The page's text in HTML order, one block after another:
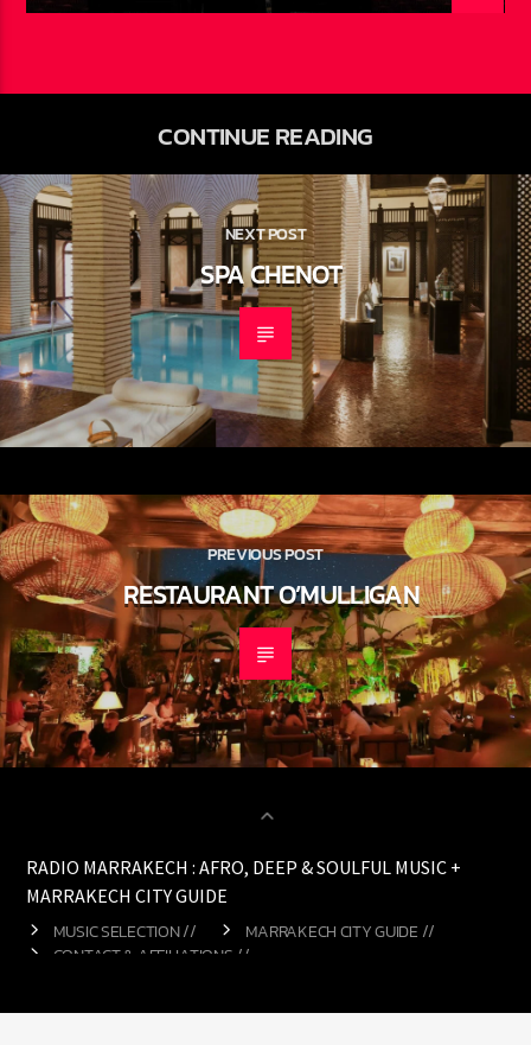
CONTINUE READING
NEXT POST
SPA CHENOT
PREVIOUS POST
RESTAURANT O’MULLIGAN
RADIO MARRAKECH : AFRO, DEEP & SOULFUL MUSIC +
MARRAKECH CITY GUIDE
MUSIC SELECTION //
MARRAKECH CITY GUIDE //
CONTACT & AFFILIATIONS //